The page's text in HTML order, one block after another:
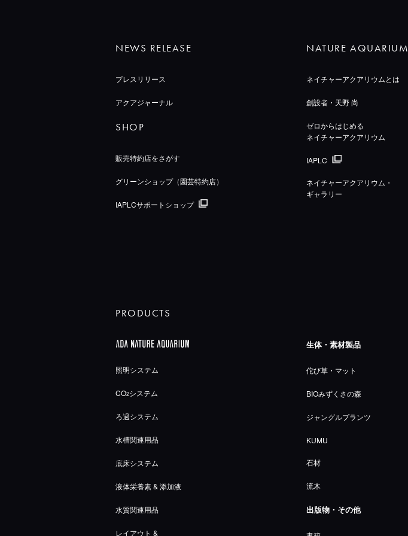
NEWS RELEASE
プレスリリース
アクアジャーナル
SHOP
販売特約店をさがす
グリーンショップ（園芸特約店）
IAPLCサポートショップ
NATURE AQUARIUM
ネイチャーアクアリウムとは
創設者・天野 尚
ゼロからはじめる
ネイチャーアクアリウム
IAPLC
ネイチャーアクアリウム・
ギャラリー
PRODUCTS
照明システム
CO2システム
ろ過システム
水槽関連用品
底床システム
液体栄養素 & 添加液
水質関連用品
レイアウト &
生体・素材製品
佗び草・マット
BIOみずくさの森
ジャングルプランツ
KUMU
石材
流木
出版物・その他